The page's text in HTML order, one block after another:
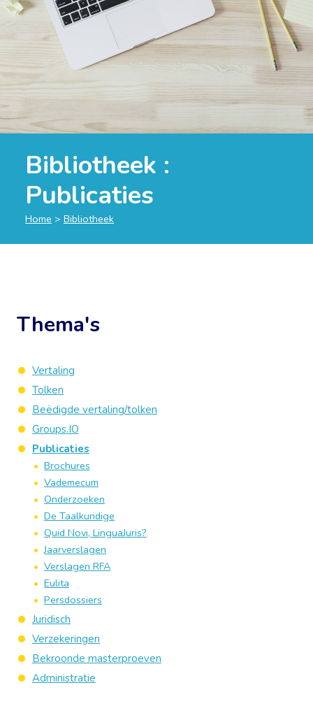
Bibliotheek :
Publicaties
Home > Bibliotheek
Thema's
Vertaling
Tolken
Beëdigde vertaling/tolken
Groups.IO
Publicaties
Brochures
Vademecum
Onderzoeken
De Taalkundige
Quid Novi, LinguaJuris?
Jaarverslagen
Verslagen RFA
Eulita
Persdossiers
Juridisch
Verzekeringen
Bekroonde masterproeven
Administratie